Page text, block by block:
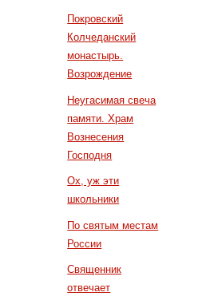
Покровский
Колчеданский
монастырь.
Возрождение
Неугасимая свеча
памяти. Храм
Вознесения
Господня
Ох, уж эти
школьники
По святым местам
России
Священник
отвечает